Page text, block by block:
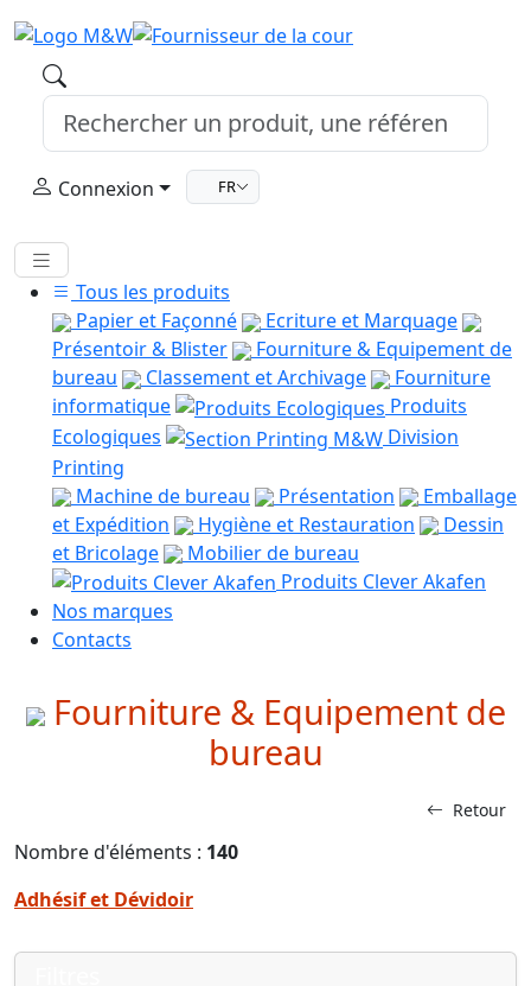
Connexion FR
Tous les produits
Papier et Façonné
Ecriture et Marquage
Présentoir & Blister
Fourniture & Equipement de
bureau
Classement et Archivage
Fourniture
informatique
Produits
Ecologiques
Division
Printing
Machine de bureau
Présentation
Emballage
et Expédition
Hygiène et Restauration
Dessin
et Bricolage
Mobilier de bureau
Produits Clever Akafen
Nos marques
Contacts
Fourniture & Equipement de
bureau
Retour
Nombre d'éléments : 140
Adhésif et Dévidoir